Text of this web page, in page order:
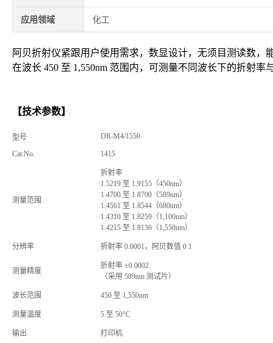
应用领域 化工
阿贝折射仪紧跟用户使用需求，数显设计，无须目测读数
在波长 450 至 1,550nm 范围内，可测量不同波长下的折射
【技术参数】
型号 DR-M4/1550
Cat.No. 1415
测量范围
折射率
1.5219 至 1.9155（450nm）
1.4700 至 1.8700（589nm）
1.4561 至 1.8544（680nm）
1.4310 至 1.8259（1,100nm）
1.4215 至 1.8136（1,550nm）
分辨率 折射率 0.0001，阿贝数值 0.1
测量精度
折射率 ±0.0002
（采用 589nm 测试片）
波长范围 450 至 1,550nm
测量温度 5 至 50°C
输出 打印机